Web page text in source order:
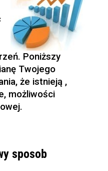
Poniższy
Twojego
że istnieją ,
możliwości
sposob